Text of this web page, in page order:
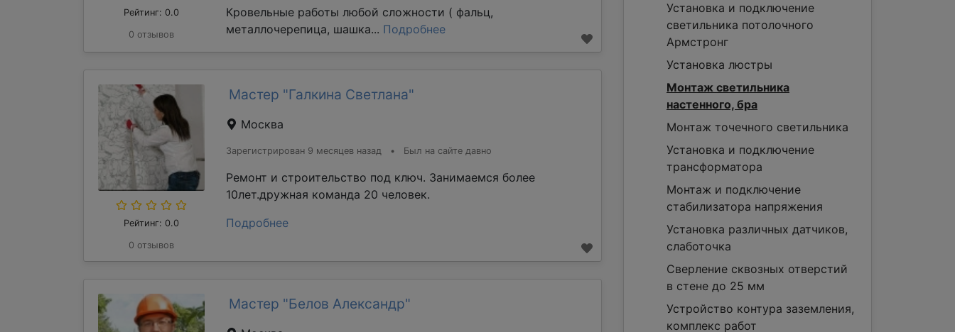
Рейтинг: 0.0
0 отзывов
Кровельные работы любой сложности ( фальц,
металлочерепица, шашка... Подробнее
Рейтинг: 0.0
0 отзывов
Мастер "Галкина Светлана"
Москва
Зарегистрирован 9 месяцев назад • Был на сайте давно
Ремонт и строительство под ключ. Занимаемся более
10лет.дружная команда 20 человек.
Подробнее
Мастер "Белов Александр"
Установка и подключение
светильника потолочного
Армстронг
Установка люстры
Монтаж светильника
настенного, бра
Монтаж точечного светильника
Установка и подключение
трансформатора
Монтаж и подключение
стабилизатора напряжения
Установка различных датчиков,
слаботочка
Сверление сквозных отверстий
в стене до 25 мм
Устройство контура заземления,
комплекс работ